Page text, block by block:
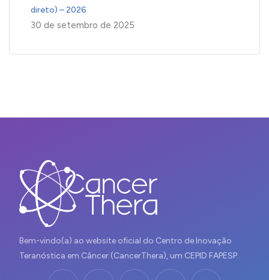
direto) – 2026
30 de setembro de 2025
Bem-vindo(a) ao website oficial do Centro de Inovação
Teranóstica em Câncer (CancerThera), um CEPID FAPESP.